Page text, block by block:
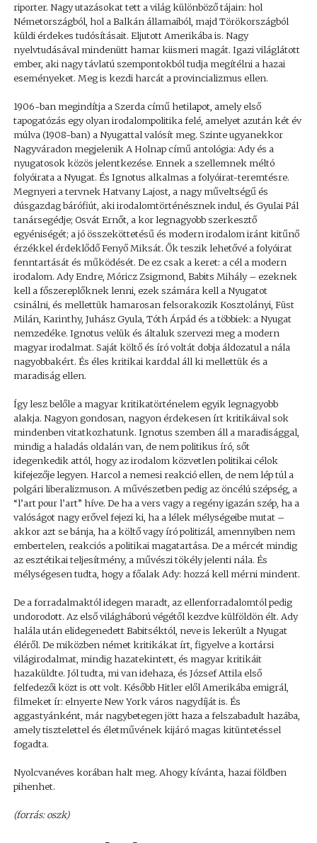
riporter. Nagy utazásokat tett a világ különböző tájain: hol
Németországból, hol a Balkán államaiból, majd Törökországból
küldi érdekes tudósításait. Eljutott Amerikába is. Nagy
nyelvtudásával mindenütt hamar kiismeri magát. Igazi világlátott
ember, aki nagy távlatú szempontokból tudja megítélni a hazai
eseményeket. Meg is kezdi harcát a provincializmus ellen.
1906-ban megindítja a Szerda című hetilapot, amely első
tapogatózás egy olyan irodalompolitika felé, amelyet azután két év
múlva (1908-ban) a Nyugattal valósít meg. Szinte ugyanekkor
Nagyváradon megjelenik A Holnap című antológia: Ady és a
nyugatosok közös jelentkezése. Ennek a szellemnek méltó
folyóirata a Nyugat. És Ignotus alkalmas a folyóirat-teremtésre.
Megnyeri a tervnek Hatvany Lajost, a nagy műveltségű és
dúsgazdag bárófiút, aki irodalomtörténésznek indul, és Gyulai Pál
tanársegédje; Osvát Ernőt, a kor legnagyobb szerkesztő
egyéniségét; a jó összeköttetésű és modern irodalom iránt kitűnő
érzékkel érdeklődő Fenyő Miksát. Ők teszik lehetővé a folyóirat
fenntartását és működését. De ez csak a keret: a cél a modern
irodalom. Ady Endre, Móricz Zsigmond, Babits Mihály – ezeknek
kell a főszereplőknek lenni, ezek számára kell a Nyugatot
csinálni, és mellettük hamarosan felsorakozik Kosztolányi, Füst
Milán, Karinthy, Juhász Gyula, Tóth Árpád és a többiek: a Nyugat
nemzedéke. Ignotus velük és általuk szervezi meg a modern
magyar irodalmat. Saját költő és író voltát dobja áldozatul a nála
nagyobbakért. És éles kritikai karddal áll ki mellettük és a
maradiság ellen.
Így lesz belőle a magyar kritikatörténelem egyik legnagyobb
alakja. Nagyon gondosan, nagyon érdekesen írt kritikáival sok
mindenben vitatkozhatunk. Ignotus szemben áll a maradisággal,
mindig a haladás oldalán van, de nem politikus író, sőt
idegenkedik attól, hogy az irodalom közvetlen politikai célok
kifejezője legyen. Harcol a nemesi reakció ellen, de nem lép túl a
polgári liberalizmuson. A művészetben pedig az öncélú szépség, a
“l’art pour l’art” híve. De ha a vers vagy a regény igazán szép, ha a
valóságot nagy erővel fejezi ki, ha a lélek mélységeibe mutat –
akkor azt se bánja, ha a költő vagy író politizál, amennyiben nem
embertelen, reakciós a politikai magatartása. De a mércét mindig
az esztétikai teljesítmény, a művészi tökély jelenti nála. És
mélységesen tudta, hogy a főalak Ady: hozzá kell mérni mindent.
De a forradalmaktól idegen maradt, az ellenforradalomtól pedig
undorodott. Az első világháború végétől kezdve külföldön élt. Ady
halála után elidegenedett Babitséktól, neve is lekerült a Nyugat
éléről. De miközben német kritikákat írt, figyelve a kortársi
világirodalmat, mindig hazatekintett, és magyar kritikáit
hazaküldte. Jól tudta, mi van idehaza, és József Attila első
felfedezői közt is ott volt. Később Hitler elől Amerikába emigrál,
filmeket ír: elnyerte New York város nagydíját is. És
aggastyánként, már nagybetegen jött haza a felszabadult hazába,
amely tisztelettel és életművének kijáró magas kitüntetéssel
fogadta.
Nyolcvanéves korában halt meg. Ahogy kívánta, hazai földben
pihenhet.
(forrás: oszk)